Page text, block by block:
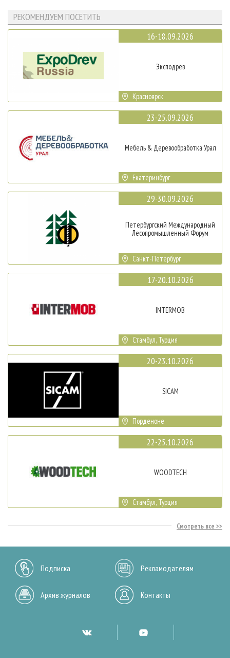
РЕКОМЕНДУЕМ ПОСЕТИТЬ
16-18.09.2026
Эксподрев
Красноярск
23-25.09.2026
Мебель & Деревообработка Урал
Екатеринбург
29-30.09.2026
Петербургский Международный
Лесопромышленный Форум
Санкт-Петербург
17-20.10.2026
INTERMOB
Стамбул, Турция
20-23.10.2026
SICAM
Порденоне
22-25.10.2026
WOODTECH
Стамбул, Турция
Смотреть все
Подписка Рекламодателям
Архив журналов Контакты